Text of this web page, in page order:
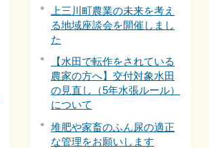
上三川町農業の未来を考え
る地域座談会を開催しまし
た
【水田で転作をされている
農家の方へ】交付対象水田
の見直し（5年水張ルール）
について
堆肥や家畜のふん尿の適正
な管理をお願いします